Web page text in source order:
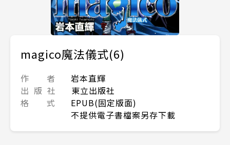
magico魔法儀式(6)
作 者
岩本直輝
出 版 社
東立出版社
格 式
EPUB(固定版面)
不提供電子書檔案另存下載